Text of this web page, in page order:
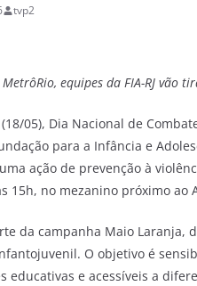
tvp2
equipes da FIA-RJ
05), Dia Nacional de
para a Infância e
ação de prevenção à
15h, no mezanino próximo ao
da campanha Maio Laranja,
O objetivo é
educativas e acessíveis a